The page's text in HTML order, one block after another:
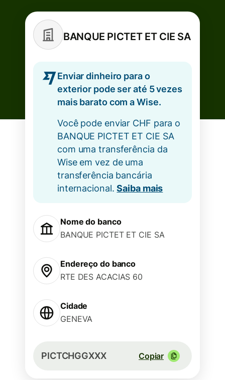
BANQUE PICTET ET CIE SA
Enviar dinheiro para o
exterior pode ser até 5 vezes
mais barato com a Wise.
Você pode enviar CHF para o
BANQUE PICTET ET CIE SA
com uma transferência da
Wise em vez de uma
transferência bancária
internacional.Saiba mais
Nome do banco
BANQUE PICTET ET CIE SA
Endereço do banco
RTE DES ACACIAS 60
Cidade
GENEVA
PICTCHGGXXX Copiar